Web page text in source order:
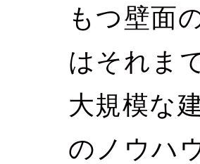
もつ壁面
はそれま
大規模な
のノウハ